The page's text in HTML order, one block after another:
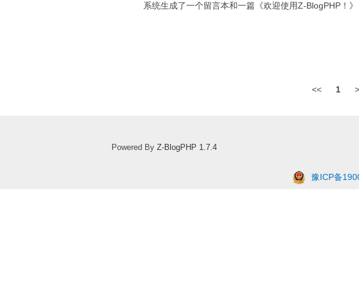
系统生成了一个留言本和一篇《欢迎使用Z-BlogPHP！》
<< 1
Powered By Z-BlogPHP 1.7.4
豫ICP备